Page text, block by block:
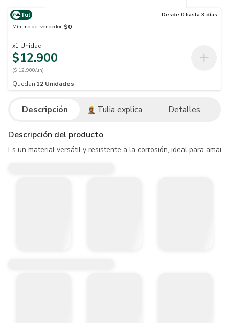
Tul
Desde 0 hasta 3 días.
Mínimo del vendedor $0
x1 Unidad
$12.900
($ 12.900/un)
Quedan 12 Unidades
Descripción Tulia explica Detalles
Descripción del producto
Es un material versátil y resistente a la corrosión, ideal para